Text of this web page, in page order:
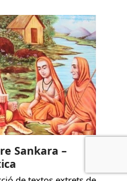
Sankara –